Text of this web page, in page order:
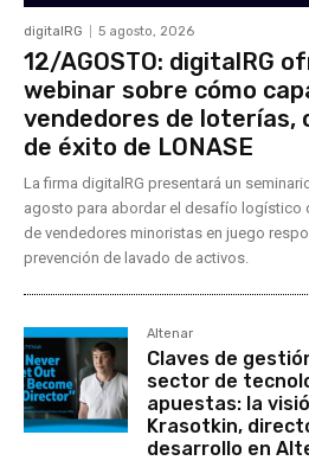
digitalRG 5 agosto, 2026
12/AGOSTO: digitalRG
webinar sobre cómo
vendedores de loterías,
de éxito de LONASE
La firma digitalRG presentará un
agosto para abordar el desafío logístico
de vendedores minoristas en juego
prevención de lavado de activos.
Altenar
Claves de
sector de
apuestas: la
Krasotkin,
desarrollo en